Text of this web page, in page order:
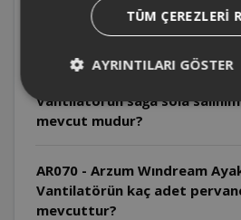
AR070 - Arzum Wındream
kaç adet hız ayarı mevcuttur?
Vantilatörün sağa sola
mevcut mudur?
AR070 - Arzum Wındream
Vantilatörün kaç adet
mevcuttur?
TÜM ÇEREZLERI
AYRINTILARI GÖSTER